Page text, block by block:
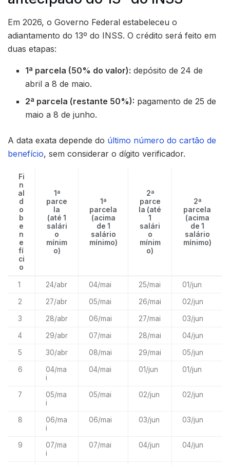
Em 2026, o Governo Federal estabeleceu o
adiantamento do 13º do INSS. O crédito será feito em
duas etapas:
1ª parcela (50% do valor): depósito de 24 de
abril a 8 de maio.
2ª parcela (restante 50%): pagamento de 25 de
maio a 8 de junho.
A data exata depende do último número do cartão de
benefício, sem considerar o dígito verificador.
Fi
n
al
d
o
b
e
n
e
fí
ci
o
1ª
parce
la
(até 1
salári
o
mínim
o)
1ª
parcela
(acima
de 1
salário
mínimo)
2ª
parce
la (até
1
salári
o
mínim
o)
2ª
parcela
(acima
de 1
salário
mínimo)
1 24/abr 04/mai 25/mai 01/jun
2 27/abr 05/mai 26/mai 02/jun
3 28/abr 06/mai 27/mai 03/jun
4 29/abr 07/mai 28/mai 04/jun
5 30/abr 08/mai 29/mai 05/jun
6
04/ma
i
04/mai 01/jun 01/jun
7
05/ma
i
05/mai 02/jun 02/jun
8
06/ma
i
06/mai 03/jun 03/jun
9
07/ma
i
07/mai 04/jun 04/jun